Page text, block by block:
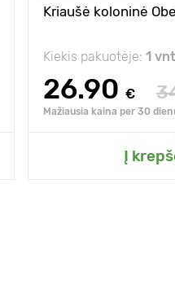
Kriaušė koloninė
Kiekis pakuotėje: 1
26.90 €
Mažiausia kaina per 30
Į